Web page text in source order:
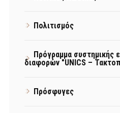
Πολιτισμός
Πρόγραμμα συστημικής
διαφορών "UNICS –
Πρόσφυγες